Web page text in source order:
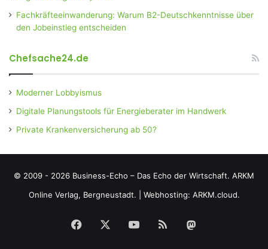
Fachkräfteeinwanderung: Warum B2-Deutschkenntnisse über
den Jobeinstieg entscheiden
Chefsache24.de
Moderner Lobbyismus
Digitale Planungstools für Energieberater im Handwerk
Private Krankenversicherung ab 50?
© 2009 - 2026 Business-Echo – Das Echo der Wirtschaft. ARKM
Online Verlag, Bergneustadt.
Webhosting: ARKM.cloud.
Facebook YouTubeRSS